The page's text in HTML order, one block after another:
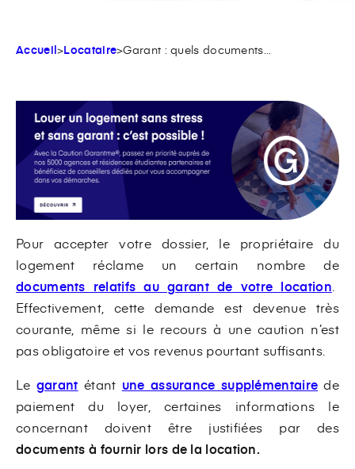
Accueil>Locataire>Garant : quels documents...
Pour accepter votre dossier, le propriétaire du
logement réclame un certain nombre de
documents relatifs au garant de votre location
Effectivement, cette demande est devenue très
courante, même si le recours à une caution n’est
pas obligatoire et vos revenus pourtant suffisants.
Le garant étant une assurance supplémentaire de
paiement du loyer, certaines informations le
concernant doivent être justifiées par des
documents à fournir lors de la location.